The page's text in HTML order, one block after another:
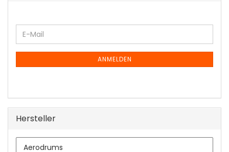
WEITER
ZUR
NEWSLETTER-
E-
Mail
ANMELDEN
Hersteller